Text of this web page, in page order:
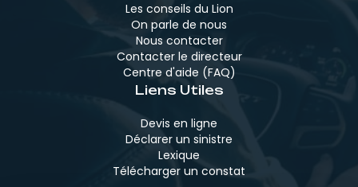
Les conseils du Lion
On parle de nous
Nous contacter
Contacter le directeur
Centre d'aide (FAQ)
Liens Utiles
Devis en ligne
Déclarer un sinistre
Lexique
Télécharger un constat